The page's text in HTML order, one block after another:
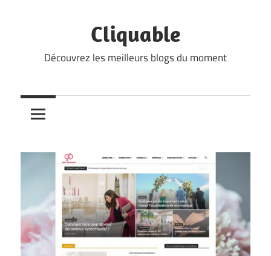
Cliquable
Découvrez les meilleurs blogs du moment